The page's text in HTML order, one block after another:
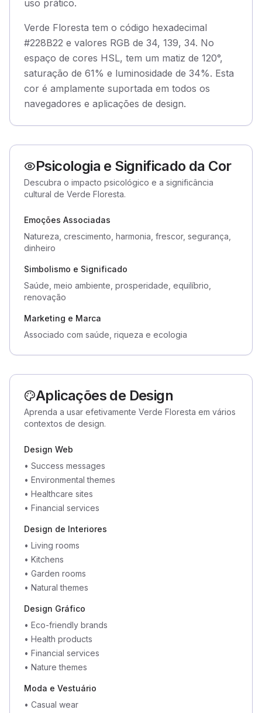
uso prático.
Verde Floresta tem o código hexadecimal
#228B22 e valores RGB de 34, 139, 34. No
espaço de cores HSL, tem um matiz de 120°,
saturação de 61% e luminosidade de 34%. Esta
cor é amplamente suportada em todos os
navegadores e aplicações de design.
Psicologia e Significado da Cor
Descubra o impacto psicológico e a significância
cultural de Verde Floresta.
Emoções Associadas
Natureza, crescimento, harmonia, frescor, segurança,
dinheiro
Simbolismo e Significado
Saúde, meio ambiente, prosperidade, equilíbrio,
renovação
Marketing e Marca
Associado com saúde, riqueza e ecologia
Aplicações de Design
Aprenda a usar efetivamente Verde Floresta em vários
contextos de design.
Design Web
• Success messages
• Environmental themes
• Healthcare sites
• Financial services
Design de Interiores
• Living rooms
• Kitchens
• Garden rooms
• Natural themes
Design Gráfico
• Eco-friendly brands
• Health products
• Financial services
• Nature themes
Moda e Vestuário
• Casual wear